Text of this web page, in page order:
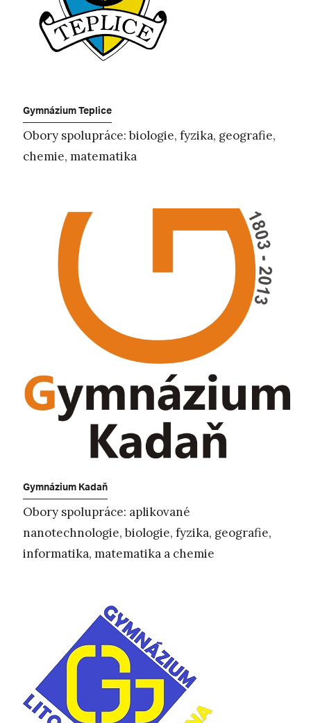
Gymnázium Teplice
Obory spolupráce: biologie, fyzika, geografie,
chemie, matematika
Gymnázium Kadaň
Obory spolupráce: aplikované
nanotechnologie, biologie, fyzika, geografie,
informatika, matematika a chemie